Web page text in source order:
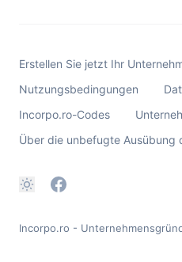
Erstellen Sie jetzt Ihr
Nutzungsbedingungen
Incorpo.ro-Codes
Über die unbefugte Ausübung
Incorpo.ro -